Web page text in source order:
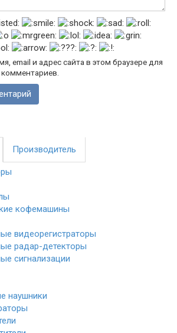
email и адрес сайта в этом браузере для
Производитель
кофемашины
видеорегистраторы
радар-детекторы
сигнализации
наушники